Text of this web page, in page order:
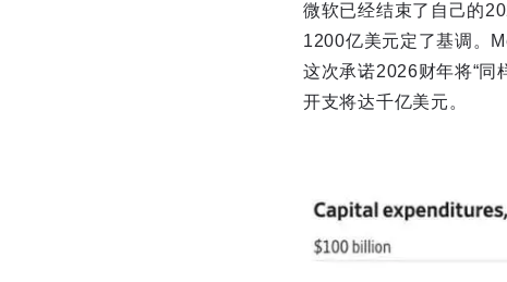
微软已经结束了自己的
1200亿美元定了基调。
这次承诺2026财年将“同
开支将达千亿美元。